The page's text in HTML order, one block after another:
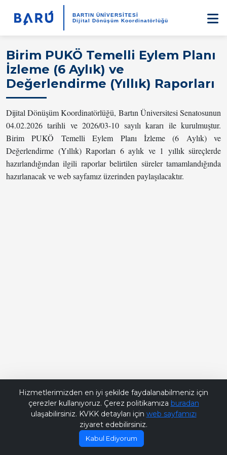
BARTIN ÜNİVERSİTESİ
Dijital Dönüşüm Koordinatörlüğü
Birim PUKÖ Temelli Eylem Planı
İzleme (6 Aylık) ve
Değerlendirme (Yıllık) Raporları
Dijital Dönüşüm Koordinatörlüğü, Bartın Üniversitesi Senatosunun
04.02.2026 tarihli ve 2026/03-10 sayılı kararı ile kurulmuştur.
Birim PUKÖ Temelli Eylem Planı İzleme (6 Aylık) ve
Değerlendirme (Yıllık) Raporları 6 aylık ve 1 yıllık süreçlerde
hazırlandığından ilgili raporlar belirtilen süreler tamamlandığında
hazırlanacak ve web sayfamız üzerinden paylaşılacaktır.
Hizmetlerimizden en iyi şekilde faydalanabilmeniz için
çerezler kullanıyoruz. Çerez politikamıza buradan
ulaşabilirsiniz. KVKK detayları için web sayfamızı
ziyaret edebilirsiniz.
Kabul Ediyorum
Bana Soru Sor | Ask Me